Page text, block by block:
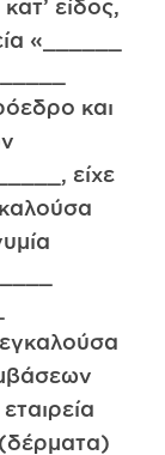
είδος,
«______
και
είχε